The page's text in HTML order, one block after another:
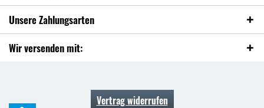
Unsere Zahlungsarten
Wir versenden mit:
Vertrag widerrufen